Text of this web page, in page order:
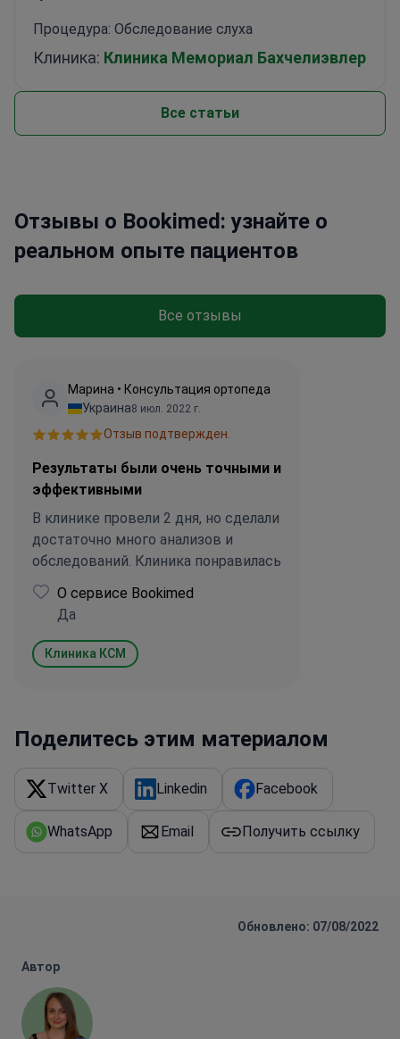
Процедура: Обследование слуха
Клиника: Клиника Мемориал Бахчелиэвлер
Все статьи
Отзывы о Bookimed: узнайте о
реальном опыте пациентов
Все отзывы
Марина • Консультация ортопеда
Украина8 июл. 2022 г.
Отзыв подтвержден.
Результаты были очень точными и
эффективными
В клинике провели 2 дня, но сделали
достаточно много анализов и
обследований. Клиника понравилась
О сервисе Bookimed
Да
Клиника КСМ
Поделитесь этим материалом
Twitter X Linkedin Facebook
WhatsApp Email Получить ссылку
Обновлено: 07/08/2022
Автор